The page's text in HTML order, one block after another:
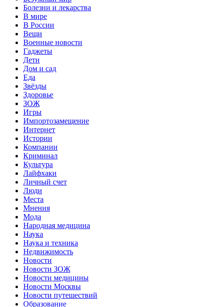
Болезни и лекарства
В мире
В России
Вещи
Военные новости
Гаджеты
Дети
Дом и сад
Еда
Звёзды
Здоровье
ЗОЖ
Игры
Импортозамещение
Интернет
Истории
Компании
Криминал
Культура
Лайфхаки
Личный счет
Люди
Места
Мнения
Мода
Народная медицина
Наука
Наука и техника
Недвижимость
Новости
Новости ЗОЖ
Новости медицины
Новости Москвы
Новости путешествий
Образование